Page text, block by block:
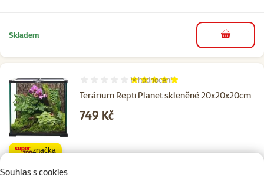
Souhlas s cookies
Skladem do košíku
Terárium Repti Planet skleněné 20x20x20cm
Hodnocení 100%, počet hodnocení: 1
1×hodnocení
Cena
749 Kč
značka